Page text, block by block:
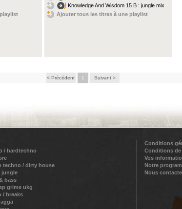
Knowledge And Wisdom 15 B : jungle mix
Ajouter tous les titres à une playlist
< Précédent 1 Suivant >
/ hardtechno
techno / dirty house
jungle
bass
grime ukg
/ breaks
Conditions
Conditions de
Vos
Notre
Nous